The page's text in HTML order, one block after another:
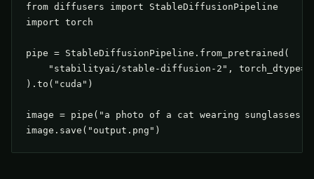
from diffusers import StableDiffusionPipeline
import torch
pipe = StableDiffusionPipeline.from_pretrained(
"stabilityai/stable-diffusion-2",
).to("cuda")
image = pipe("a photo of a cat wearing
image.save("output.png")